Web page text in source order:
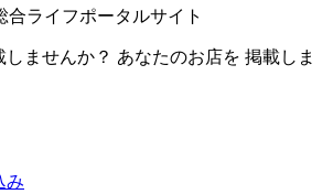
合ライフポータルサイト
ませんか？ あなたのお店を 掲載しま
み